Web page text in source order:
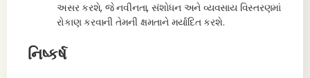
અસર કરશે, જે નવીનતા, સંશોધન અને વ્યવસાય વિસ્તરણમાં
રોકાણ કરવાની તેમની ક્ષમતાને મર્યાદિત કરશે.
નિષ્કર્ષ